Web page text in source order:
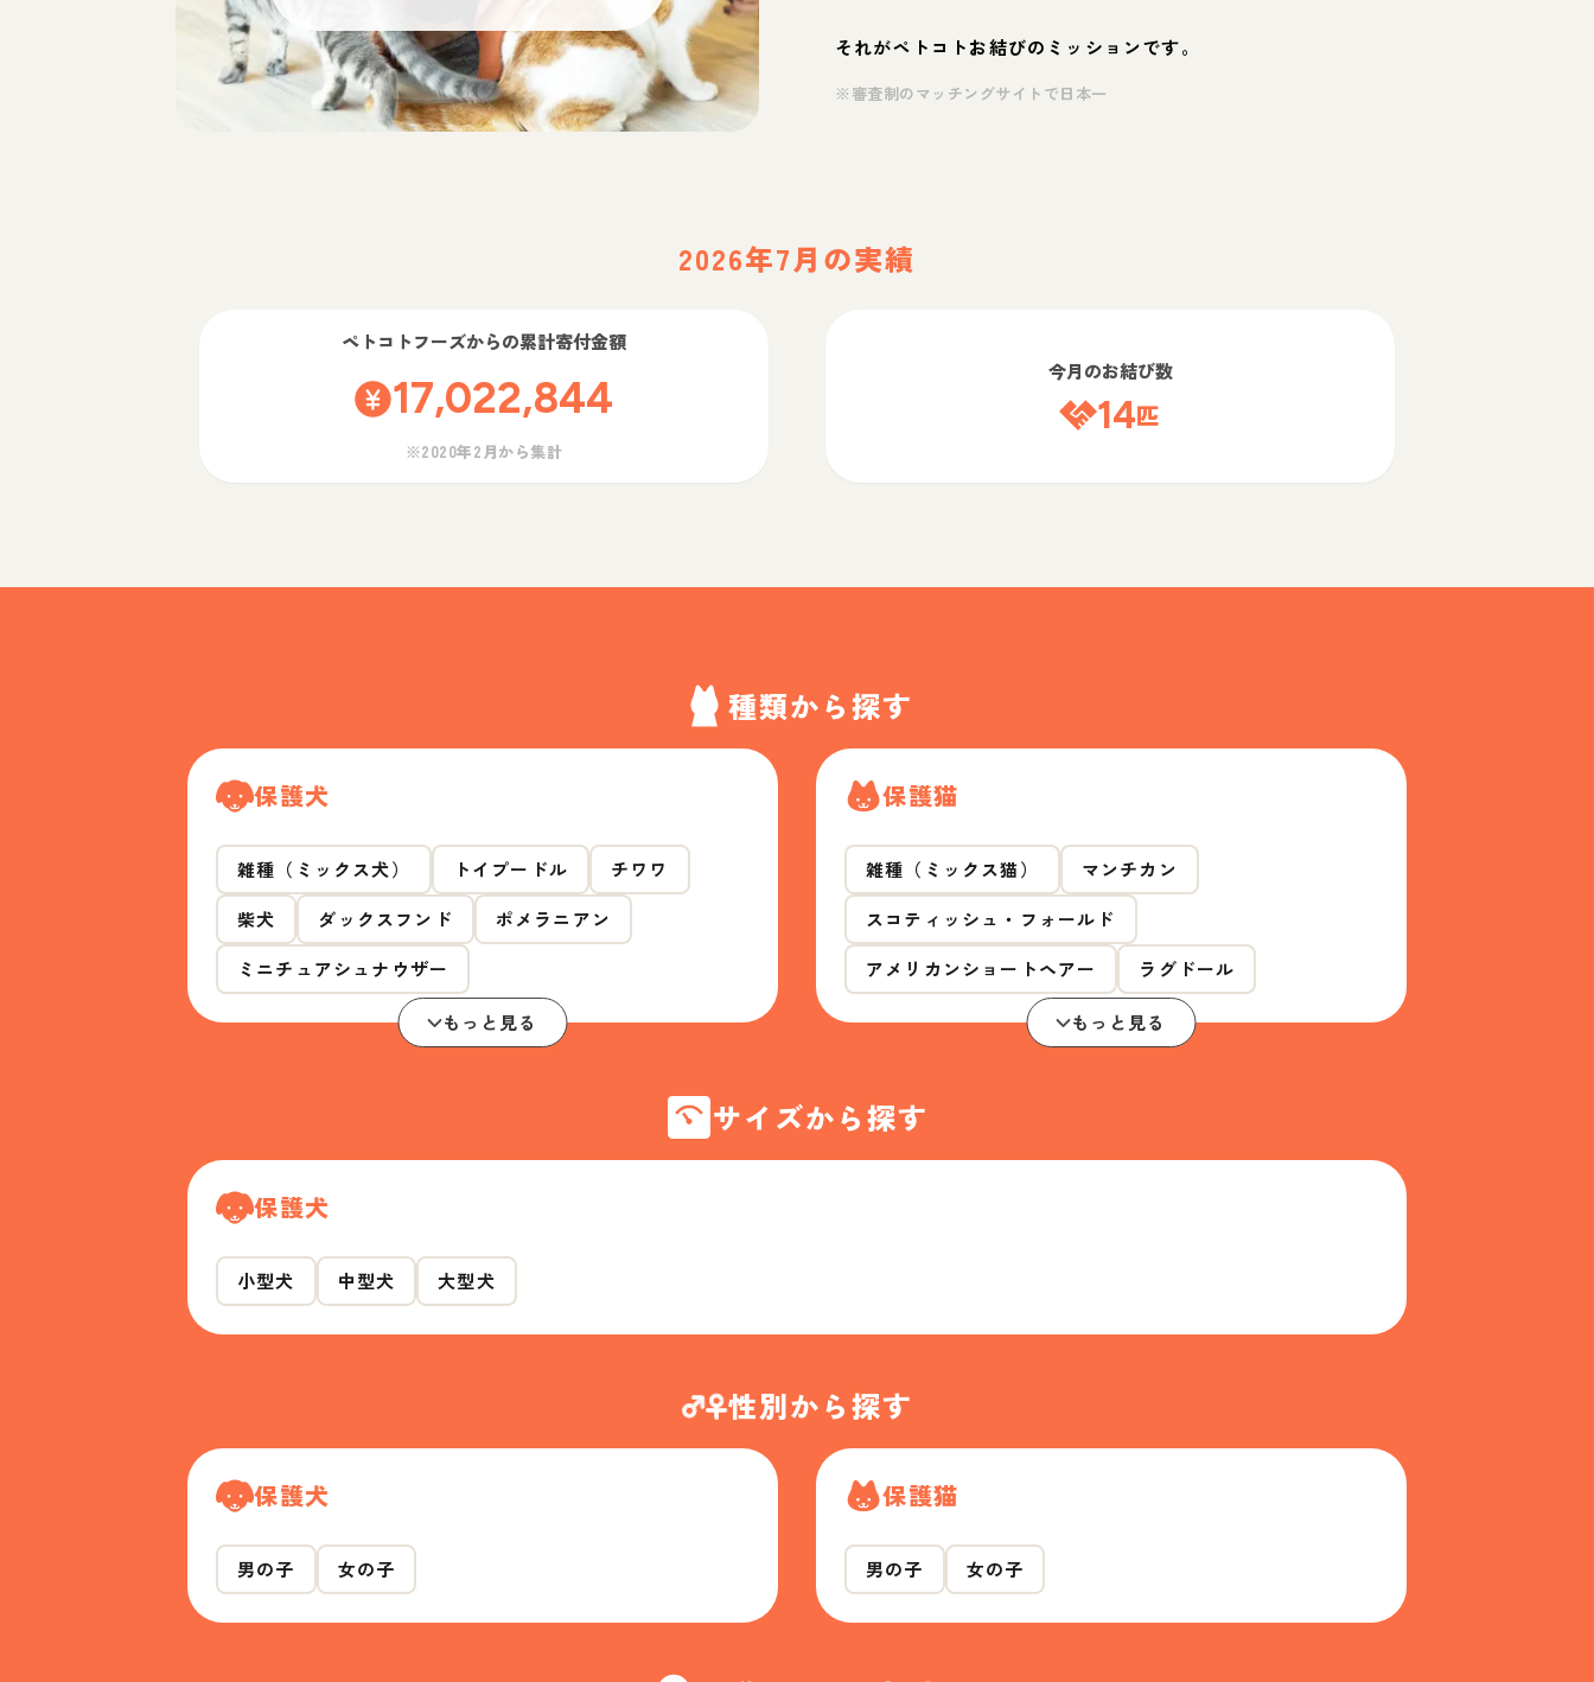
それがペトコトお結びのミッションです。
※審査制のマッチングサイトで日本一
2026年7月の実績
ペトコトフーズからの累計寄付金額
17,022,844
※2020年2月から集計
今月のお結び数
14匹
種類から探す
保護犬
雑種（ミックス犬） トイプードル
チワワ
柴犬
ダックスフンド
ポメラニアン
ミニチュアシュナウザー
もっと見る
保護猫
雑種（ミックス猫）
マンチカン
スコティッシュ・フォールド
アメリカンショートヘアー
ラグドール
もっと見る
サイズから探す
保護犬
小型犬 中型犬 大型犬
性別から探す
保護犬
男の子 女の子
保護猫
男の子 女の子